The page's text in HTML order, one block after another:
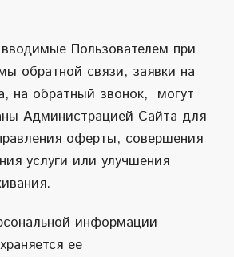
Пользователем при
обратной связи, заявки на
на обратный звонок, могут
Администрацией Сайта для
оферты, совершения
услуги или улучшения
информации
ее